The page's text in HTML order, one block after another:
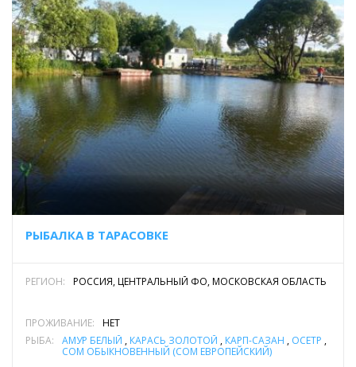
РЫБАЛКА В ТАРАСОВКЕ
РЕГИОН: РОССИЯ, ЦЕНТРАЛЬНЫЙ ФО, МОСКОВСКАЯ ОБЛАСТЬ
ПРОЖИВАНИЕ:
НЕТ
РЫБА:
АМУР БЕЛЫЙ , КАРАСЬ ЗОЛОТОЙ , КАРП-САЗАН , ОСЕТР ,
СОМ ОБЫКНОВЕННЫЙ (СОМ ЕВРОПЕЙСКИЙ)